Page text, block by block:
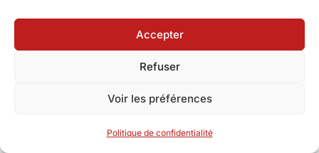
Accepter
Refuser
Voir les préférences
Politique de confidentialité
La lecture attentive du contrat ou un appel à
sa situation avant d’engager des démarches.
Comparer les offres de protection